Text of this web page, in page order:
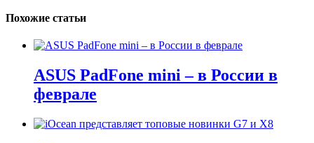
Похожие статьи
ASUS PadFone mini – в России в
феврале